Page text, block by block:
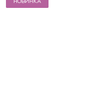
НОВИНКА